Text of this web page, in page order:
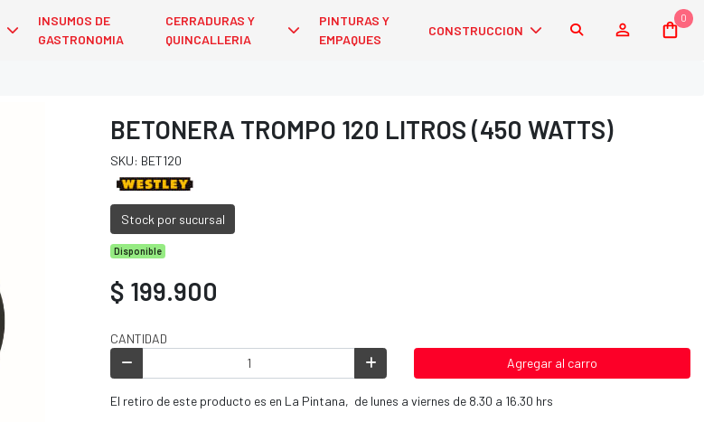
INSUMOS DE
GASTRONOMIA
CERRADURAS Y
QUINCALLERIA
PINTURAS Y
EMPAQUES
CONSTRUCCION
0
BETONERA TROMPO 120 LITROS (450 WATTS)
SKU: BET120
Stock por sucursal
Disponible
$ 199.900
CANTIDAD
Agregar al carro
El retiro de este producto es en La Pintana, de lunes a viernes de 8.30 a 16.30 hrs